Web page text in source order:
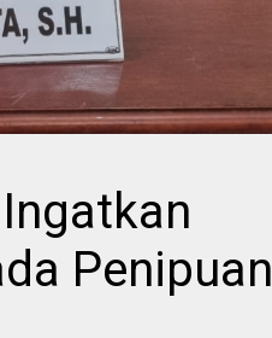
Penipuan